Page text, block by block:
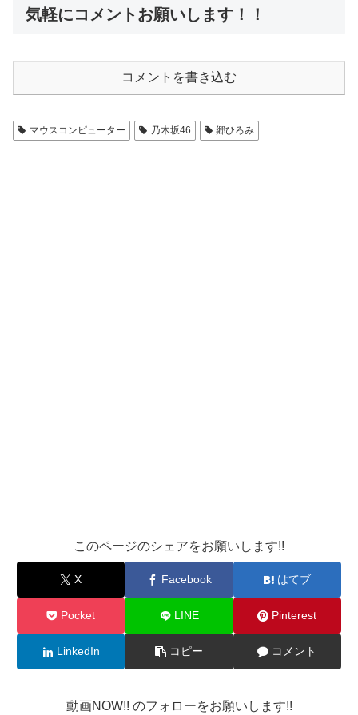
気軽にコメントお願いします！！
コメントを書き込む
マウスコンピューター 乃木坂46 郷ひろみ
このページのシェアをお願いします!!
X Facebook はてブ
Pocket LINE Pinterest
LinkedIn コピー コメント
動画NOW!! のフォローをお願いします!!